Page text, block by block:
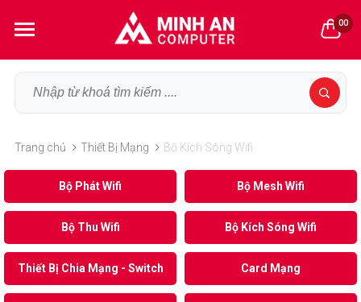
00
Trang chủ Thiết Bị Mạng Bộ Kích Sóng Wifi
Bộ Phát Wifi Bộ Mesh Wifi
Bộ Thu Wifi Bộ Kích Sóng Wifi
Thiết Bị Chia Mạng - Switch Card Mạng